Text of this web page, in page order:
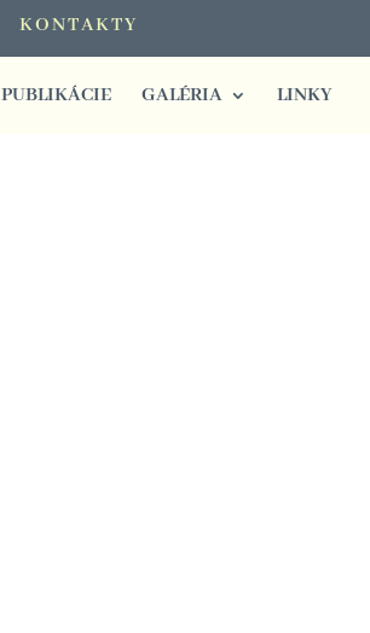
KONTAKTY
PUBLIKÁCIE GALÉRIA LINKY